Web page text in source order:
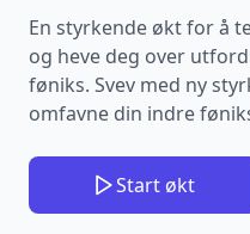
En styrkende økt for å
og heve deg over
føniks. Svev med ny
omfavne din indre
Start økt